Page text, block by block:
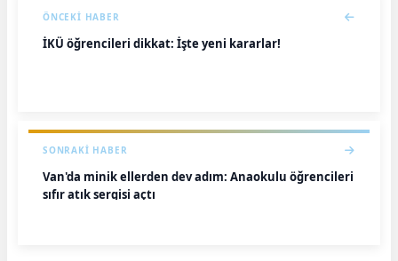
ÖNCEKI HABER
İKÜ öğrencileri dikkat: İşte yeni kararlar!
SONRAKI HABER
Van'da minik ellerden dev adım: Anaokulu öğrencileri
sıfır atık sergisi açtı